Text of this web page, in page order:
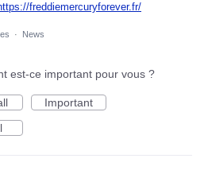
freddiemercuryforever.fr/
· News
est-ce important pour vous ?
Important